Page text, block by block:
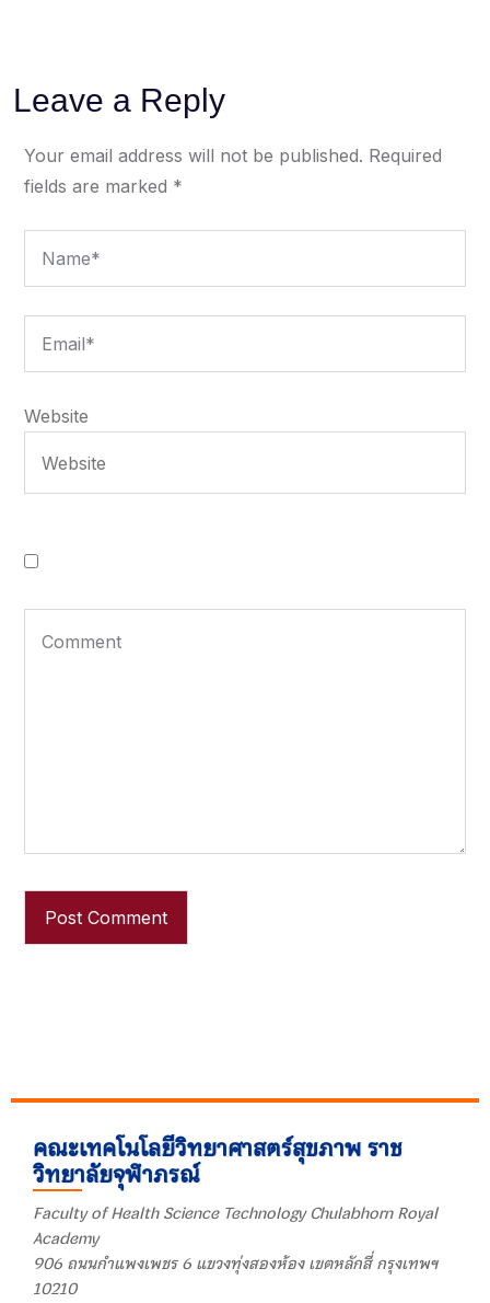
Leave a Reply
Your email address will not be published. Required
fields are marked *
Website
คณะเทคโนโลยีวิทยาศาสตร์สุขภาพ ราช
วิทยาลัยจุฬาภรณ์
Faculty of Health Science Technology Chulabhorn Royal
Academy
906 ถนนกำแพงเพชร 6 แขวงทุ่งสองห้อง เขตหลักสี่ กรุงเทพฯ
10210